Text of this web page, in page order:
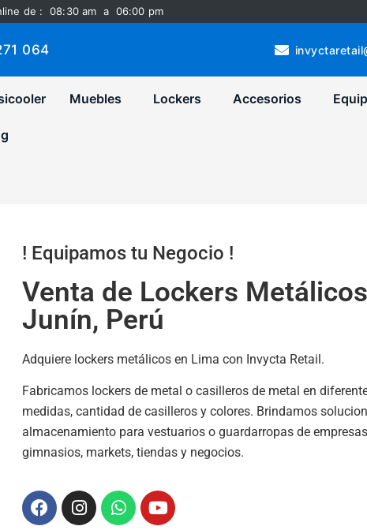
de : 08:30 am a 06:00 pm
064
Muebles Lockers Accesorios
! Equipamos tu Negocio !
Venta de Lockers
Junín, Perú
Adquiere lockers metálicos en Lima con Invycta Retail.
Fabricamos lockers de metal o casilleros de metal en
medidas, cantidad de casilleros y colores. Brindamos
almacenamiento para vestuarios o guardarropas de
gimnasios, markets, tiendas y negocios.